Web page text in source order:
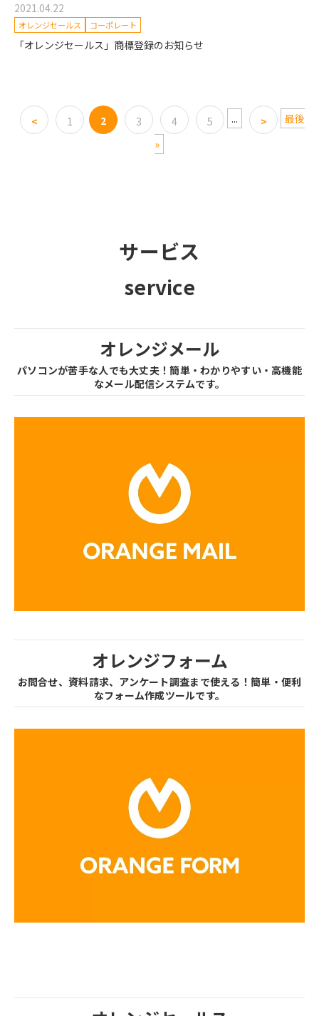
2021.04.22
オレンジセールス コーポレート
「オレンジセールス」商標登録のお知らせ
< 1 2 3 4 5 ... >
最後
»
サービス
service
オレンジメール
パソコンが苦手な人でも大丈夫！簡単・わかりやすい・高機能
なメール配信システムです。
オレンジフォーム
お問合せ、資料請求、アンケート調査まで使える！簡単・便利
なフォーム作成ツールです。